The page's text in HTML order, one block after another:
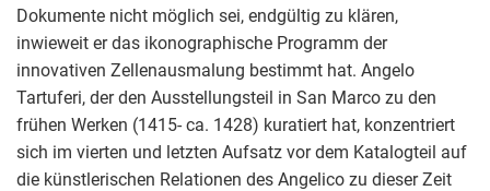
Dokumente nicht möglich sei, endgültig zu klären,
inwieweit er das ikonographische Programm der
innovativen Zellenausmalung bestimmt hat. Angelo
Tartuferi, der den Ausstellungsteil in San Marco zu den
frühen Werken (1415- ca. 1428) kuratiert hat, konzentriert
sich im vierten und letzten Aufsatz vor dem Katalogteil auf
die künstlerischen Relationen des Angelico zu dieser Zeit